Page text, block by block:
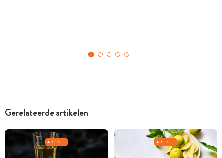
Gerelateerde artikelen
ARTIKEL ARTIKEL